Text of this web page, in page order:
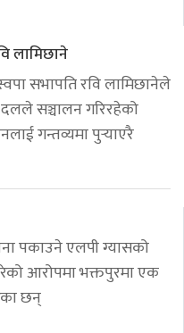
लामिछाने
सभापति रवि लामिछानेले
सञ्चालन गरिरहेको
गन्तव्यमा पुर्‍याएरै
पकाउने एलपी ग्यासको
आरोपमा भक्तपुरमा एक
छन्